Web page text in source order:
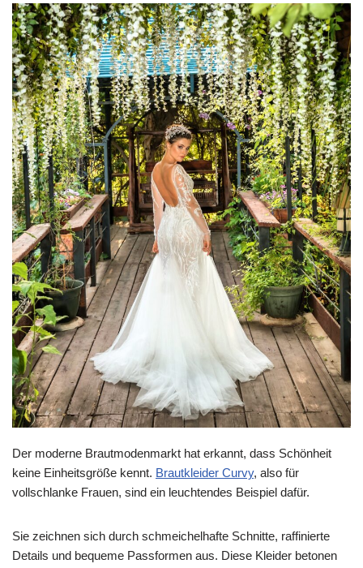
Der moderne Brautmodenmarkt hat erkannt, dass Schönheit
keine Einheitsgröße kennt. Brautkleider Curvy, also für
vollschlanke Frauen, sind ein leuchtendes Beispiel dafür.
Sie zeichnen sich durch schmeichelhafte Schnitte, raffinierte
Details und bequeme Passformen aus. Diese Kleider betonen